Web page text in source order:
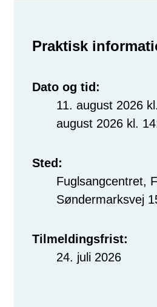
Praktisk
Dato og tid:
11. august 2026
august 2026 kl.
Sted:
Fuglsangcentret,
Søndermarksvej
Tilmeldingsfrist:
24. juli 2026